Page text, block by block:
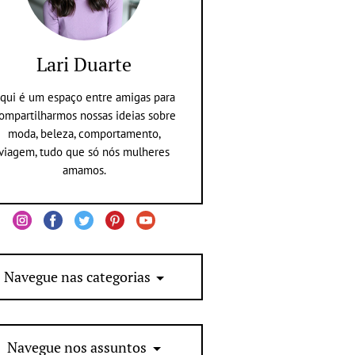
Lari Duarte
é um espaço entre amigas para
nossas ideias sobre
moda, beleza, comportamento,
tudo que só nós mulheres
amamos.
Navegue nas categorias
Navegue nos assuntos